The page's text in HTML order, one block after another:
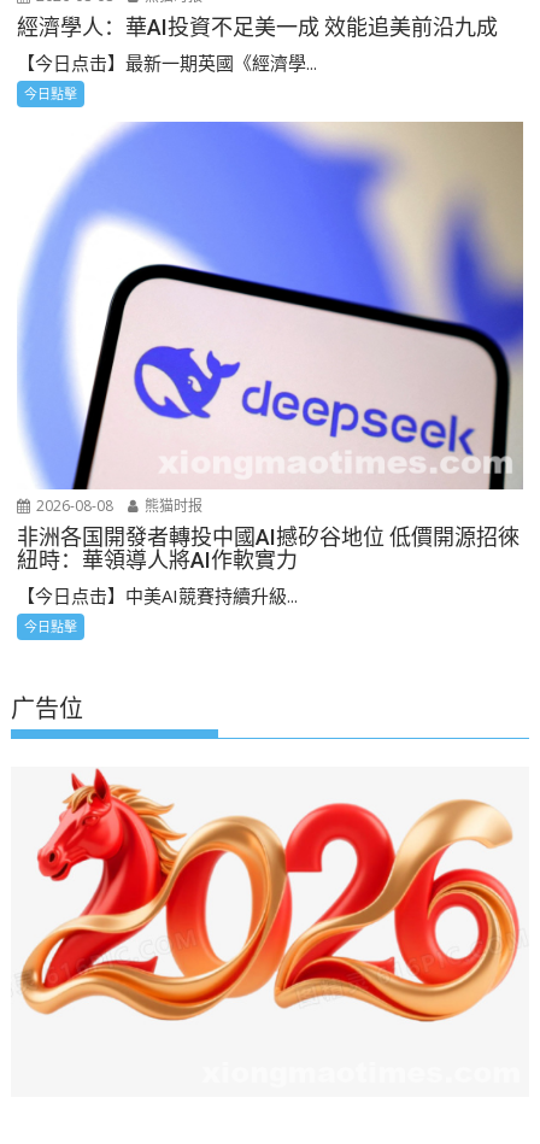
經濟學人：華AI投資不足美一成 效能追美前沿九成
【今日点击】最新一期英國《經濟學...
今日點擊
2026-08-08 熊猫时报
非洲各国開發者轉投中國AI撼矽谷地位 低價開源招徠
紐時：華領導人將AI作軟實力
【今日点击】中美AI競賽持續升級...
今日點擊
广告位